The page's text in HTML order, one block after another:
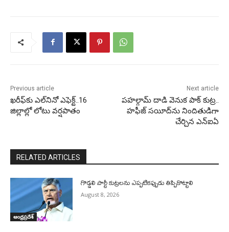
Previous article
ఖరీఫ్‌కు ఎల్‌నినో ఎఫెక్ట్‌..16
జిల్లాల్లో లోటు వర్షపాతం
Next article
పహల్గామ్‌ దాడి వెనుక పాక్‌ కుట్ర..
హఫీజ్‌ సయీద్‌ను నిందితుడిగా
చేర్చిన ఎన్‌ఐఏ
RELATED ARTICLES
ఆంధ్రప్రదేశ్
గొడ్డలి పార్టీ కుట్రలను ఎప్పటికప్పుడు తిప్పికొట్టాలి
August 8, 2026